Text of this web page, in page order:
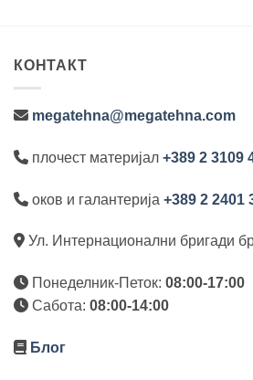
КОНТАКТ
megatehna@megatehna.com
плочест материјал +389 2 3109
оков и галантерија +389 2 2401
Ул. Интернационални бригади
Понеделник-Петок: 08:00-17:00
Сабота: 08:00-14:00
Блог